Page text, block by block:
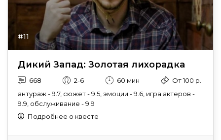
#11
Дикий Запад: Золотая лихорадка
668 2-6 60 мин
От 100 р.
антураж - 9.7, сюжет - 9.5, эмоции - 9.6, игра актеров -
9.9, обслуживание - 9.9
Подробнее о квесте